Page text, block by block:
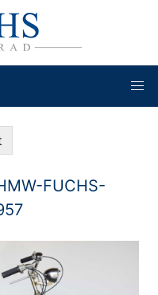
FUCHS-